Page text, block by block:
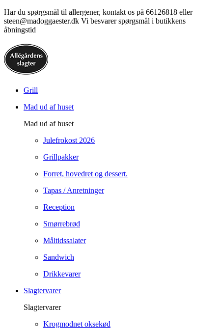
Har du spørgsmål til allergener, kontakt os på 66126818 eller
steen@madoggaester.dk Vi besvarer spørgsmål i butikkens
åbningstid
Grill
Mad ud af huset
Mad ud af huset
Julefrokost 2026
Grillpakker
Forret, hovedret og dessert.
Tapas / Anretninger
Reception
Smørrebrød
Måltidssalater
Sandwich
Drikkevarer
Slagtervarer
Slagtervarer
Krogmodnet oksekød